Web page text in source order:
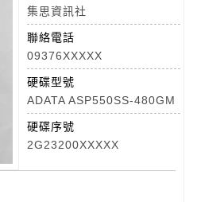
集思資訊社
聯絡電話
09376XXXXX
硬碟型號
ADATA ASP550SS-480GM
硬碟序號
2G23200XXXXX